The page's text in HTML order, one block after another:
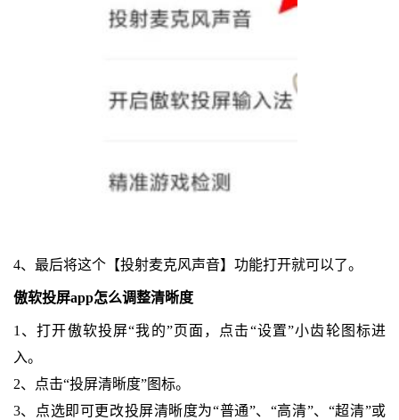
4、最后将这个【投射麦克风声音】功能打开就可以了。
傲软投屏app怎么调整清晰度
1、打开傲软投屏“我的”页面，点击“设置”小齿轮图标进
入。
2、点击“投屏清晰度”图标。
3、点选即可更改投屏清晰度为“普通”、“高清”、“超清”或